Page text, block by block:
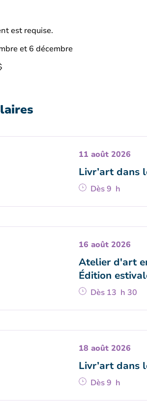
est requise.
et 6 décembre
11 août 2026
Livr’art dans
Dès 9 h
16 août 2026
Atelier d'art
Édition
Dès 13 h 30
18 août 2026
Livr’art dans
Dès 9 h